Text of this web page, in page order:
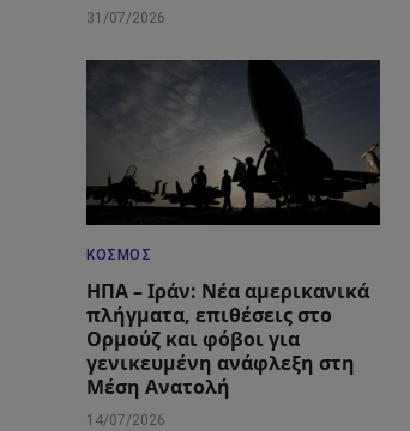
31/07/2026
ΚΌΣΜΟΣ
ΗΠΑ – Ιράν: Νέα αμερικανικά
πλήγματα, επιθέσεις στο
Ορμούζ και φόβοι για
γενικευμένη ανάφλεξη στη
Μέση Ανατολή
14/07/2026